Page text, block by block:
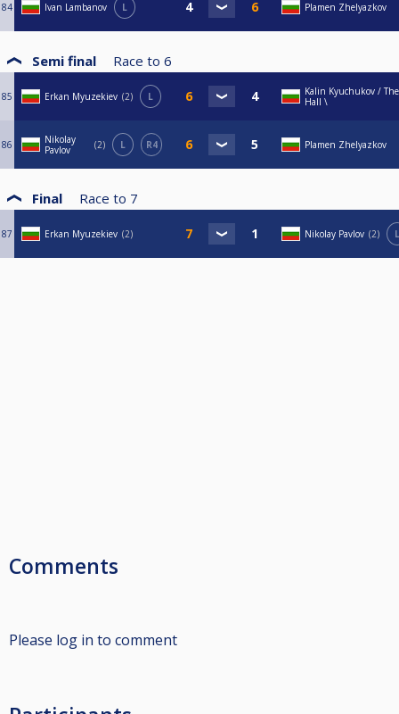
84 Ivan Lambanov L Plamen Zhelyazkov
Semi final Race to 6
85 Erkan Myuzekiev 2 L
Kalin Kyuchukov /
Hall \
86
Nikolay
Pavlov
2 L R4 Plamen Zhelyazkov
Final Race to 7
87 Erkan Myuzekiev 2 Nikolay Pavlov 2 L
Comments
Please log in to comment